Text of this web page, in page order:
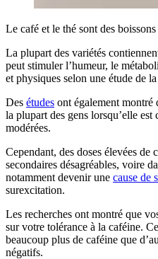
Le café et le thé sont des
La plupart des variétés
peut stimuler l’humeur, le
et physiques selon une étude de la
Des études ont également montré
la plupart des gens lorsqu’elle
modérées.
Cependant, des doses élevées de
secondaires désagréables, voire
notamment devenir une cause de
surexcitation.
Les recherches ont montré que
sur votre tolérance à la caféine.
beaucoup plus de caféine que
négatifs.